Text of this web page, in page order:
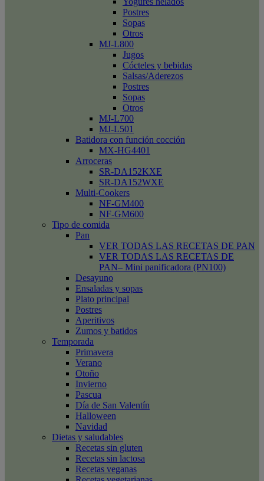
Postres
Sopas
Otros
MJ-L800
Jugos
Cócteles y bebidas
Salsas/Aderezos
Postres
Sopas
Otros
MJ-L700
MJ-L501
Batidora con función cocción
MX-HG4401
Arroceras
SR-DA152KXE
SR-DA152WXE
Multi-Cookers
NF-GM400
NF-GM600
Tipo de comida
Pan
VER TODAS LAS RECETAS DE PAN
VER TODAS LAS RECETAS DE
PAN– Mini panificadora (PN100)
Desayuno
Ensaladas y sopas
Plato principal
Postres
Aperitivos
Zumos y batidos
Temporada
Primavera
Verano
Otoño
Invierno
Pascua
Día de San Valentín
Halloween
Navidad
Dietas y saludables
Recetas sin gluten
Recetas sin lactosa
Recetas veganas